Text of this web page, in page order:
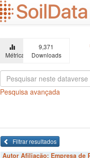
Ir
para
o
principal
Métricas
9,371
Downloads
Pesquisa avançada
Filtrar resultados
Autor Afiliação: Empresa de